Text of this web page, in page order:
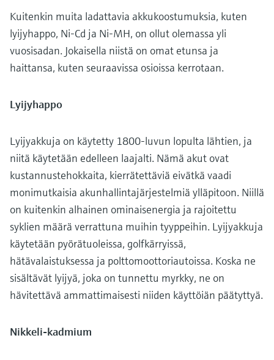
Kuitenkin muita ladattavia akkukoostumuksia, kuten
lyijyhappo, Ni-Cd ja Ni-MH, on ollut olemassa yli
vuosisadan. Jokaisella niistä on omat etunsa ja
haittansa, kuten seuraavissa osioissa kerrotaan.
Lyijyhappo
Lyijyakkuja on käytetty 1800-luvun lopulta lähtien, ja
niitä käytetään edelleen laajalti. Nämä akut ovat
kustannustehokkaita, kierrätettäviä eivätkä vaadi
monimutkaisia ​​akunhallintajärjestelmiä ylläpitoon. Niillä
on kuitenkin alhainen ominaisenergia ja rajoitettu
syklien määrä verrattuna muihin tyyppeihin. Lyijyakkuja
käytetään pyörätuoleissa, golfkärryissä,
hätävalaistuksessa ja polttomoottoriautoissa. Koska ne
sisältävät lyijyä, joka on tunnettu myrkky, ne on
hävitettävä ammattimaisesti niiden käyttöiän päätyttyä.
Nikkeli-kadmium